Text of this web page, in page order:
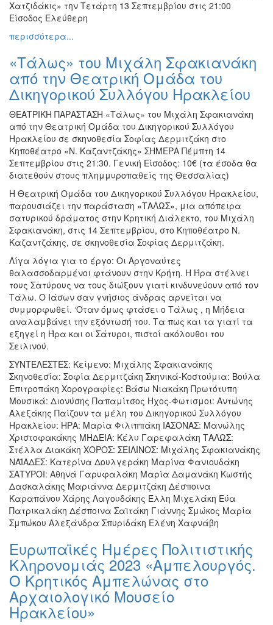
Χατζιδάκις» την Τετάρτη 13 Σεπτεμβρίου στις 21:00
Είσοδος Ελεύθερη
περισσότερα...
«Τάλως» του Μιχάλη Σφακιανάκη
από την Θεατρική Ομάδα του
Δικηγορικού Συλλόγου Ηρακλείου
ΘΕΑΤΡΙΚΗ ΠΑΡΑΣΤΑΣΗ «Τάλως» του Μιχάλη Σφακιανάκη
από την Θεατρική Ομάδα του Δικηγορικού Συλλόγου
Ηρακλείου σε σκηνοθεσία Σοφίας Δερμιτζάκη στο
Κηποθέατρο «Ν. Καζαντζάκης» ΣΗΜΕΡΑ Πέμπτη 14
Σεπτεμβρίου στις 21:30. Γενική Είσοδος: 10€ (τα έσοδα θα
διατεθούν στους πλημμυροπαθείς της Θεσσαλίας)
Η Θεατρική Ομάδα του Δικηγορικού Συλλόγου Ηρακλείου,
παρουσιάζει την παράσταση «ΤΑΛΩΣ», μια απόπειρα
σατυρικού δράματος στην Κρητική Διάλεκτο, του Μιχάλη
Σφακιανάκη, στις 14 Σεπτεμβρίου, στο Κηποθέατρο Ν.
Καζαντζάκης, σε σκηνοθεσία Σοφίας Δερμιτζάκη.
Λίγα λόγια για το έργο: Οι Αργοναύτες
θαλασσοδαρμένοι φτάνουν στην Κρήτη. Η Ήρα στέλνει
τους Σατύρους να τους διώξουν γιατί κινδυνεύουν από τον
Τάλω. Ο Ιάσων σαν γνήσιος άνδρας αρνείται να
συμμορφωθεί. ‘Οταν όμως φτάσει ο Τάλως , η Μήδεια
αναλαμβάνει την εξόντωσή του. Τα πως και τα γιατί τα
εξηγεί η Ήρα και οι Σάτυροι, πιστοί ακόλουθοι του
Σειλινού.
ΣΥΝΤΕΛΕΣΤΕΣ: Κείμενο: Μιχάλης Σφακιανάκης
Σκηνοθεσία: Σοφία Δερμιτζάκη Σκηνικά-Κοστούμια: Βούλα
Επιτροπάκη Χορογραφίες: Βάσω Νιακάκη Πρωτότυπη
Μουσικά: Διονύσης Παπαμίτσος Ηχος-Φωτισμοι: Αντώνης
Αλεξάκης Παίζουν τα μέλη του Δικηγορικού Συλλόγου
Ηρακλείου: ΗΡΑ: Μαρία Φιλιππάκη ΙΑΣΟΝΑΣ: Μανώλης
Χριστοφακάκης ΜΗΔΕΙΑ: Κέλυ Γαρεφαλάκη ΤΑΛΩΣ:
Στέλλα Διακάκη ΧΟΡΟΣ: ΣΕΙΛΙΝΟΣ: Μιχάλης Σφακιανάκης
ΝΑΪΑΔΕΣ: Κατερίνα Δουλγεράκη Μαρίνα Φανιουδάκη
ΣΑΤΥΡΟΙ: Αθηνά Γαρυφαλάκη Μαρία Δαμανάκη Κωστής
Δασκαλάκης Μαριάννα Δερμιτζάκη Δέσποινα
Καραπάνου Χάρης Λαγουδάκης Έλλη Μιχελάκη Εύα
Πατρικαλάκη Δέσποινα Σαϊτάκη Γιάννης Σμώκος Μαρία
Σμπώκου Αλεξάνδρα Σπυριδάκη Ελένη Χαφνάβη
Ευρωπαϊκές Ημέρες Πολιτιστικής
Κληρονομιάς 2023 «Αμπελουργός.
Ο Κρητικός Αμπελώνας στο
Αρχαιολογικό Μουσείο
Ηρακλείου»